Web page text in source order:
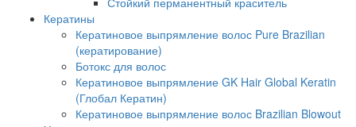
Кератины
Кератиновое выпрямление волос Pure Brazilian
(кератирование)
Ботокс для волос
Кератиновое выпрямление GK Hair Global Keratin
(Глобал Кератин)
Кератиновое выпрямление волос Brazilian Blowout